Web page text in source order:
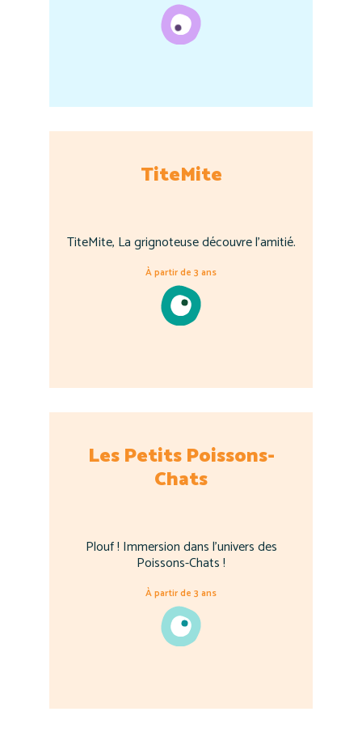
TiteMite
TiteMite, La grignoteuse découvre l'amitié.
À partir de 3 ans
Les Petits Poissons-
Chats
Plouf ! Immersion dans l'univers des
Poissons-Chats !
À partir de 3 ans